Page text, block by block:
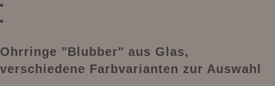
Ohrringe "Blubber" aus Glas,
verschiedene Farbvarianten zur Auswahl